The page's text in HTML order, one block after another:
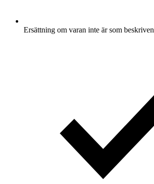
Ersättning om varan inte är som beskriven